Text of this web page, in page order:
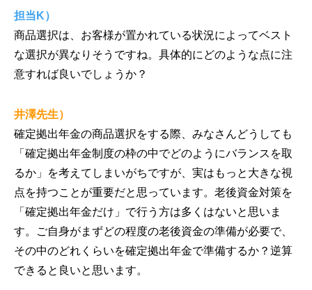
担当K）
商品選択は、お客様が置かれている状況によってベスト
な選択が異なりそうですね。具体的にどのような点に注
意すれば良いでしょうか？
井澤先生）
確定拠出年金の商品選択をする際、みなさんどうしても
「確定拠出年金制度の枠の中でどのようにバランスを取
るか」を考えてしまいがちですが、実はもっと大きな視
点を持つことが重要だと思っています。老後資金対策を
「確定拠出年金だけ」で行う方は多くはないと思いま
す。ご自身がまずどの程度の老後資金の準備が必要で、
その中のどれくらいを確定拠出年金で準備するか？逆算
できると良いと思います。